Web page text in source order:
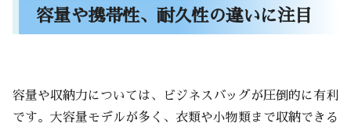
容量や携帯性、耐久性の違いに注目
容量や収納力については、ビジネスバッグが圧倒的に有利
です。大容量モデルが多く、衣類や小物類まで収納できる